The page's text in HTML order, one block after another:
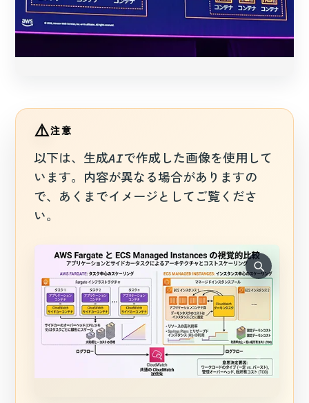
注意
以下は、生成AIで作成した画像を使用して
います。内容が異なる場合がありますの
で、あくまでイメージとしてご覧くださ
い。